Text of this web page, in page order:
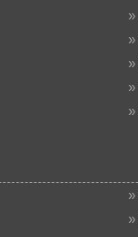
»
»
»
»
»
»
»